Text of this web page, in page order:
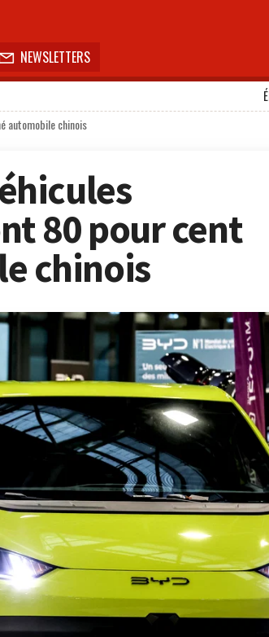
NEWSLETTERS
automobile chinois
80 pour cent
chinois